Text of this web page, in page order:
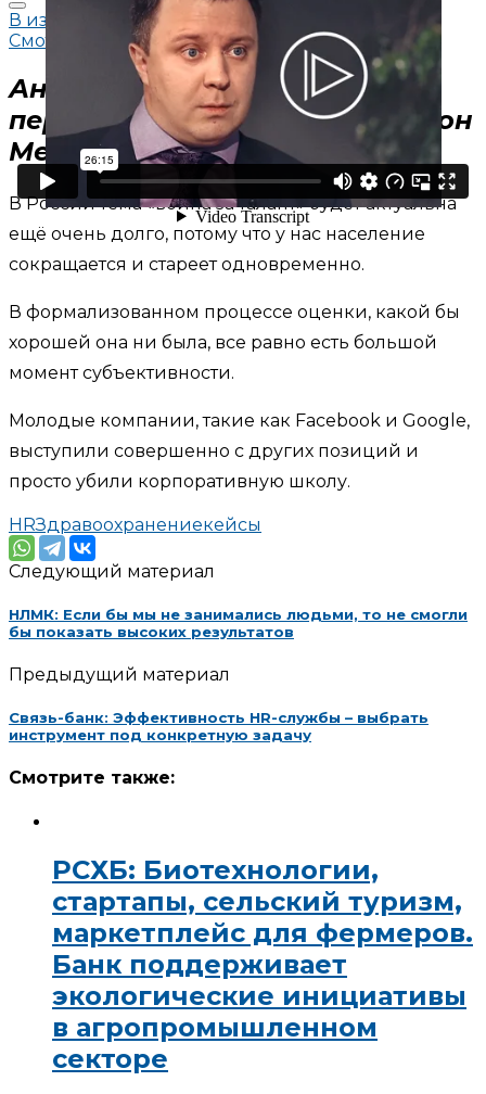
В избранное
Смотреть позже
Антон Киселёв, директор по
персоналу Джонсон и Джонсон
Медикал
В России тема «война за талант» будет актуальна
ещё очень долго, потому что у нас население
сокращается и стареет одновременно.
В формализованном процессе оценки, какой бы
хорошей она ни была, все равно есть большой
момент субъективности.
Молодые компании, такие как Facebook и Google,
выступили совершенно с других позиций и
просто убили корпоративную школу.
HRЗдравоохранениекейсы
Следующий материал
НЛМК: Если бы мы не занимались людьми, то не смогли
бы показать высоких результатов
Предыдущий материал
Связь-банк: Эффективность HR-службы – выбрать
инструмент под конкретную задачу
Смотрите также:
РСХБ: Биотехнологии,
стартапы, сельский туризм,
маркетплейс для фермеров.
Банк поддерживает
экологические инициативы
в агропромышленном
секторе